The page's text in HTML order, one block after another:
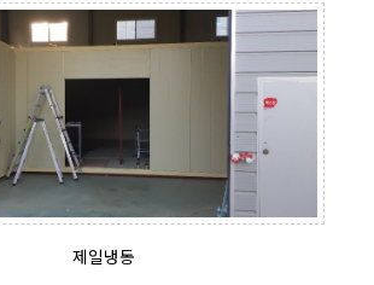
제일냉동